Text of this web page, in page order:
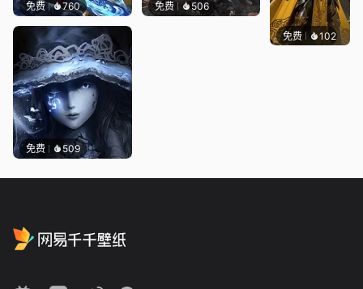
免费 760 免费 506
免费 509
免费 102渔小小